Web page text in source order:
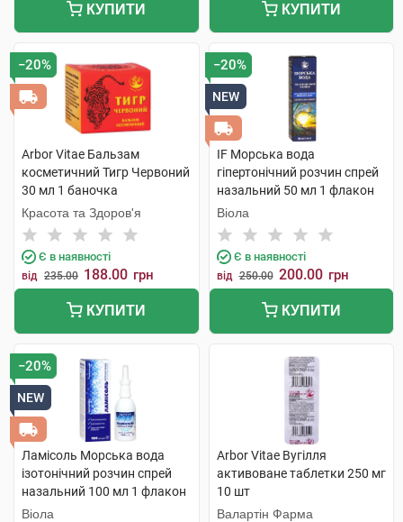
КУПИТИ КУПИТИ
−20%
Arbor Vitae Бальзам
косметичний Тигр Червоний
30 мл 1 баночка
Красота та Здоров'я
Є в наявності
від 235.00 188.00 грн
КУПИТИ
−20%
NEW
IF Морська вода
гіпертонічний розчин спрей
назальний 50 мл 1 флакон
Віола
Є в наявності
від 250.00 200.00 грн
КУПИТИ
−20%
NEW
Ламісоль Морська вода
ізотонічний розчин спрей
назальний 100 мл 1 флакон
Віола
Arbor Vitae Вугілля
активоване таблетки 250 мг
10 шт
Валартін Фарма